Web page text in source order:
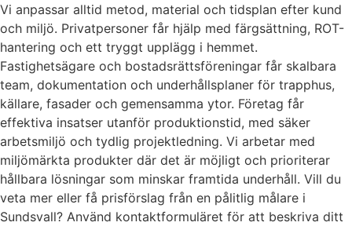
Vi anpassar alltid metod, material och tidsplan efter kund
och miljö. Privatpersoner får hjälp med färgsättning, ROT-
hantering och ett tryggt upplägg i hemmet.
Fastighetsägare och bostadsrättsföreningar får skalbara
team, dokumentation och underhållsplaner för trapphus,
källare, fasader och gemensamma ytor. Företag får
effektiva insatser utanför produktionstid, med säker
arbetsmiljö och tydlig projektledning. Vi arbetar med
miljömärkta produkter där det är möjligt och prioriterar
hållbara lösningar som minskar framtida underhåll. Vill du
veta mer eller få prisförslag från en pålitlig målare i
Sundsvall? Använd kontaktformuläret för att beskriva ditt